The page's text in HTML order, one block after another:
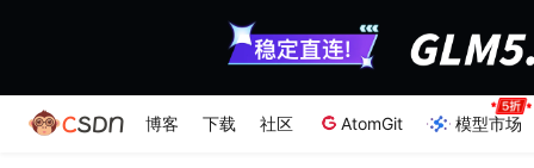
博客 下载 社区 AtomGit 模型市场